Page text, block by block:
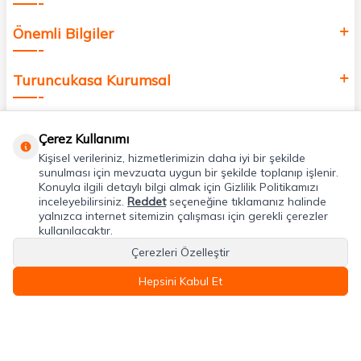
Önemli Bilgiler
Turuncukasa Kurumsal
Uygulamalarımız
Adres & İletişim
Çerez Kullanımı
Kişisel verileriniz, hizmetlerimizin daha iyi bir şekilde
sunulması için mevzuata uygun bir şekilde toplanıp işlenir.
Konuyla ilgili detaylı bilgi almak için Gizlilik Politikamızı
inceleyebilirsiniz. Reddetseçeneğine tıklamanız halinde
yalnızca internet sitemizin çalışması için gerekli çerezler
kullanılacaktır.
Çerezleri Özelleştir
Hepsini Kabul Et